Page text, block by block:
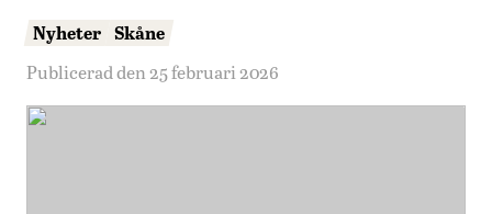
Nyheter Skåne
Publicerad den 25 februari 2026